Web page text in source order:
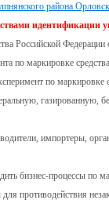
района
идентификации
Российской
по маркировке
по
газированную,
импортеры,
бизнес-процессы по
противодействия